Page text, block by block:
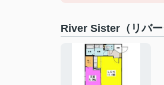
River Sister（リバ